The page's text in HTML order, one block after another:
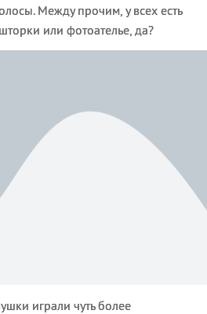
Между прочим, у всех есть
или фотоателье, да?
играли чуть более